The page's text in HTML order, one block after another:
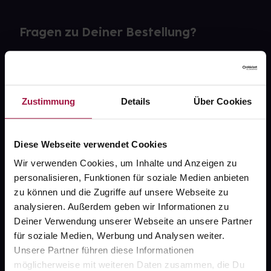
Zustimmung Details Über Cookies
Diese Webseite verwendet Cookies
Wir verwenden Cookies, um Inhalte und Anzeigen zu
personalisieren, Funktionen für soziale Medien anbieten
zu können und die Zugriffe auf unsere Webseite zu
analysieren. Außerdem geben wir Informationen zu
Deiner Verwendung unserer Webseite an unsere Partner
für soziale Medien, Werbung und Analysen weiter.
Unsere Partner führen diese Informationen
möglicherweise mit weiteren Daten zusammen, die Du
Fragen zu Deiner Bestellung?
gesund.de
Über uns
Karriere
Newsletter